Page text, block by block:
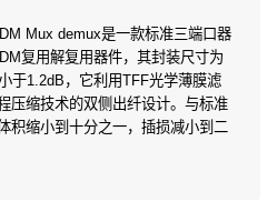
Mux demux是一款标准三端口器
复用解复用器件，其封装尺寸为
于1.2dB，它利用TFF光学薄膜滤
压缩技术的双侧出纤设计。与标准
积缩小到十分之一，插损减小到二